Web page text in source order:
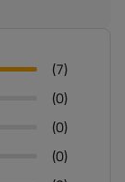
(7)
(0)
(0)
(0)